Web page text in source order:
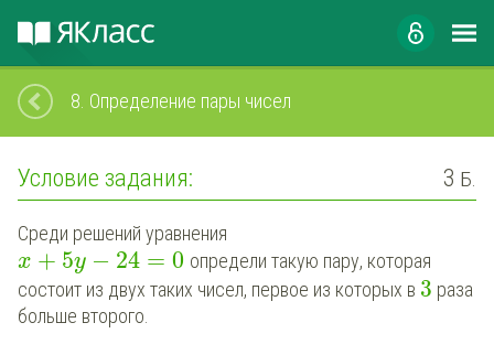
8. Определение пары чисел
Условие задания: 3 Б.
Среди решений уравнения
x + 5y − 24 = 0 определи такую пару, которая
состоит из двух таких чисел, первое из которых в 3 раза
больше второго.